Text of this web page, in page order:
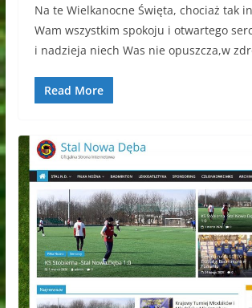
Na te Wielkanocne Święta, chociaż tak
Wam wszystkim spokoju i otwartego
i nadzieja niech Was nie opuszcza,w
Read More